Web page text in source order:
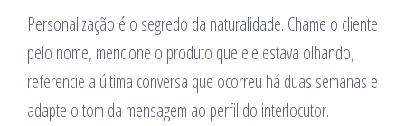
Personalização é o segredo da naturalidade. Chame o cliente
pelo nome, mencione o produto que ele estava olhando,
referencie a última conversa que ocorreu há duas semanas e
adapte o tom da mensagem ao perfil do interlocutor.